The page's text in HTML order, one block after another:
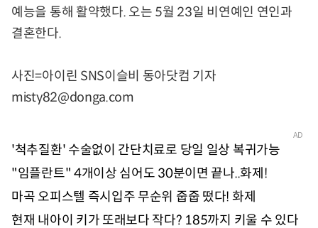
예능을 통해 활약했다. 오는 5월 23일 비연예인 연인과
결혼한다.
사진=아이린 SNS이슬비 동아닷컴 기자
misty82@donga.com